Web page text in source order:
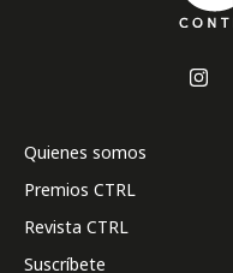
Quienes somos
Premios CTRL
Revista CTRL
Suscríbete